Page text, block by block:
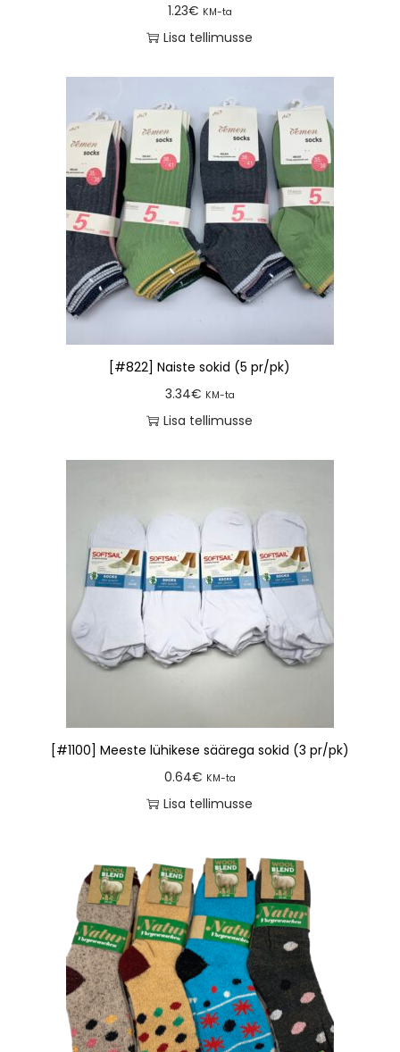
1.23€ KM-ta
Lisa tellimusse
[#822] Naiste sokid (5 pr/pk)
3.34€ KM-ta
Lisa tellimusse
[#1100] Meeste lühikese säärega sokid (3 pr/pk)
0.64€ KM-ta
Lisa tellimusse